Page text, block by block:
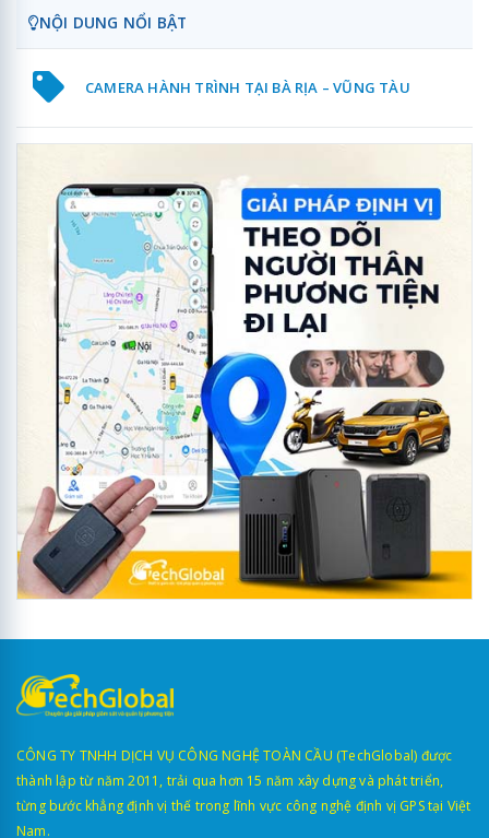
NỘI DUNG NỔI BẬT
CAMERA HÀNH TRÌNH TẠI BÀ RỊA – VŨNG TÀU
CÔNG TY TNHH DỊCH VỤ CÔNG NGHỆ TOÀN CẦU (TechGlobal) được
thành lập từ năm 2011, trải qua hơn 15 năm xây dựng và phát triển,
từng bước khẳng định vị thế trong lĩnh vực công nghệ định vị GPS tại Việt
Nam.